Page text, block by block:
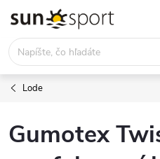
obsah
Lode
Gumotex